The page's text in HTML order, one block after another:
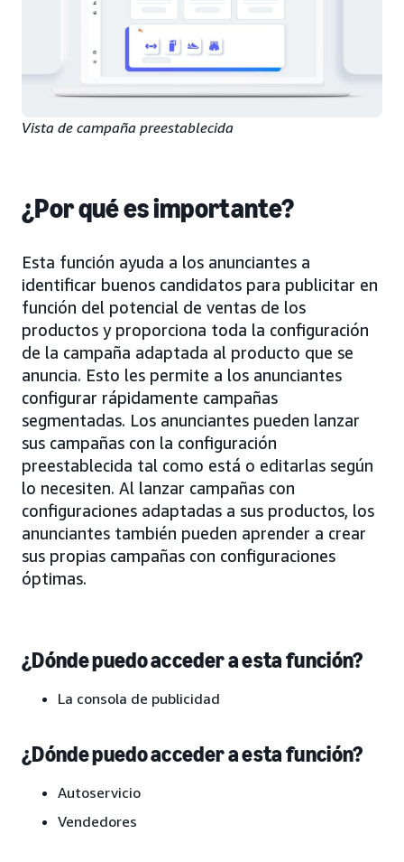
Vista de campaña preestablecida
¿Por qué es importante?
Esta función ayuda a los anunciantes a
identificar buenos candidatos para publicitar en
función del potencial de ventas de los
productos y proporciona toda la configuración
de la campaña adaptada al producto que se
anuncia. Esto les permite a los anunciantes
configurar rápidamente campañas
segmentadas. Los anunciantes pueden lanzar
sus campañas con la configuración
preestablecida tal como está o editarlas según
lo necesiten. Al lanzar campañas con
configuraciones adaptadas a sus productos, los
anunciantes también pueden aprender a crear
sus propias campañas con configuraciones
óptimas.
¿Dónde puedo acceder a esta función?
La consola de publicidad
¿Dónde puedo acceder a esta función?
Autoservicio
Vendedores